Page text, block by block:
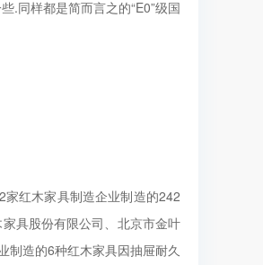
.同样都是简而言之的“E0”级国
红木家具制造企业制造的242
具股份有限公司、北京市金叶
制造的6种红木家具因抽屉耐久